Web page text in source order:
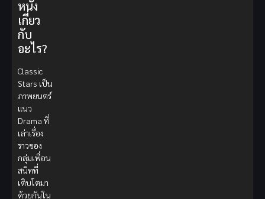
หนัง
เกี่ยว
กับ
อะไร?
Classic
Stars เป็น
ภาพยนตร์
แนว
Drama ที่
เล่าเรื่อง
ราวของ
กลุ่มเพื่อน
สนิทที่
เติบโตมา
ด้วยกันใน